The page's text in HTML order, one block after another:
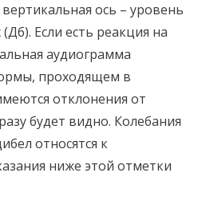
ось – уровень
Если есть реакция на
аудиограмма
проходящем в
отклонения от
будет видно. Колебания
относятся к
ниже этой отметки